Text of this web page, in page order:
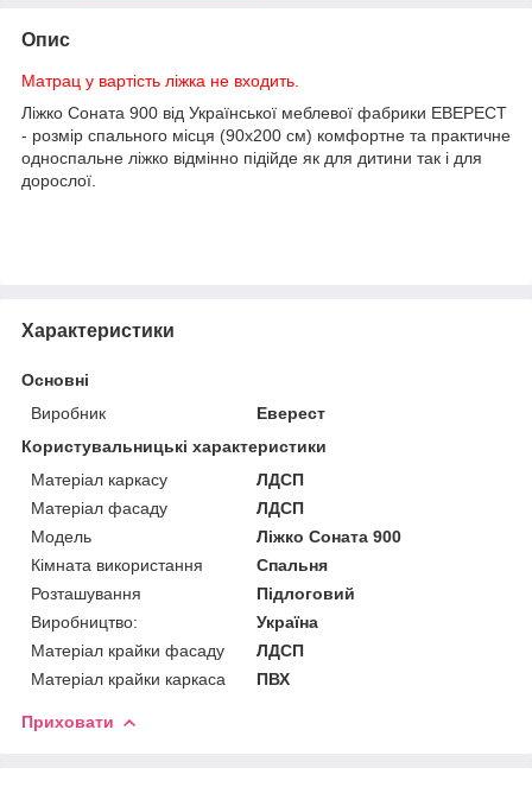
Опис
Матрац у вартість ліжка не входить.
Ліжко Соната 900 від Української меблевої фабрики ЕВЕРЕСТ
- розмір спального місця (90х200 см) комфортне та практичне
односпальне ліжко відмінно підійде як для дитини так і для
дорослої.
Характеристики
Основні
Виробник
Еверест
Користувальницькі характеристики
Матеріал каркасу
ЛДСП
Матеріал фасаду
ЛДСП
Мoдель
Ліжко Соната 900
Кімната використання
Спальня
Розташування
Підлоговий
Виробництво:
Україна
Матеріал крайки фасаду
ЛДСП
Матеріал крайки каркаса
ПВХ
Приховати